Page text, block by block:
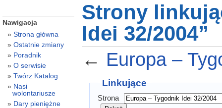
Strony
Idei 32/2004”
← Europa –
Linkujące
Strona
Nawigacja
Strona główna
Ostatnie zmiany
Poradnik
O serwisie
Twórz Katalog
Nasi
wolontariusze
Dary pieniężne